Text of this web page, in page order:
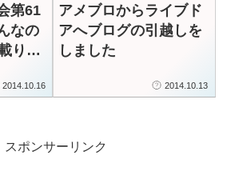
第61
なの
りま
2014.10.16
アメブロからライブド
アへブログの引越しを
しました
2014.10.13
スポンサーリンク